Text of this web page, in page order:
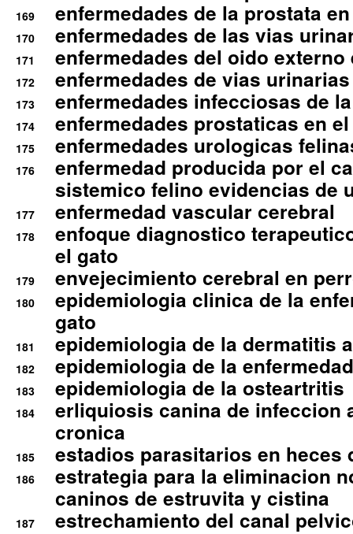
169 enfermedades de la prostata
170 enfermedades de las vias
171 enfermedades del oido
172 enfermedades de vias
173 enfermedades infecciosas de
174 enfermedades prostaticas en
175 enfermedades urologicas
176
enfermedad producida por el
sistemico felino evidencias de
177 enfermedad vascular cerebral
178
enfoque diagnostico
el gato
179 envejecimiento cerebral en
180
epidemiologia clinica de la
gato
181 epidemiologia de la dermatitis
182 epidemiologia de la
183 epidemiologia de la osteartritis
184
erliquiosis canina de infeccion
cronica
185 estadios parasitarios en heces
186
estrategia para la eliminacion
caninos de estruvita y cistina
187
estrechamiento del canal